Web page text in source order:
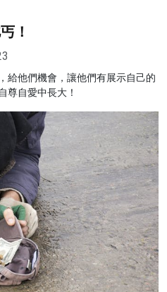
！
給他們機會，讓他們有展示自己的
尊自愛中長大！